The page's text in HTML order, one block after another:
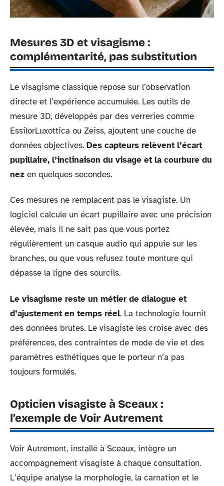
Mesures 3D et visagisme :
complémentarité, pas substitution
Le visagisme classique repose sur l’observation
directe et l’expérience accumulée. Les outils de
mesure 3D, développés par des verreries comme
EssilorLuxottica ou Zeiss, ajoutent une couche de
données objectives. Des capteurs relèvent l’écart
pupillaire, l’inclinaison du visage et la courbure du
nez en quelques secondes.
Ces mesures ne remplacent pas le visagiste. Un
logiciel calcule un écart pupillaire avec une précision
élevée, mais il ne sait pas que vous portez
régulièrement un casque audio qui appuie sur les
branches, ou que vous refusez toute monture qui
dépasse la ligne des sourcils.
Le visagisme reste un métier de dialogue et
d’ajustement en temps réel. La technologie fournit
des données brutes. Le visagiste les croise avec des
préférences, des contraintes de mode de vie et des
paramètres esthétiques que le porteur n’a pas
toujours formulés.
Opticien visagiste à Sceaux :
l’exemple de Voir Autrement
Voir Autrement, installé à Sceaux, intègre un
accompagnement visagiste à chaque consultation.
L’équipe analyse la morphologie, la carnation et le